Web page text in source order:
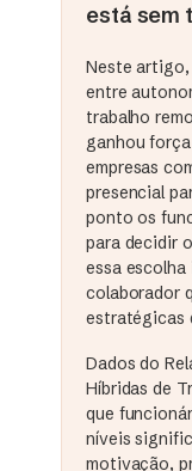
está sem
Neste artigo,
entre
trabalho
ganhou
empresas
presencial
ponto os
para decidir
essa
colaborador
estratégicas
Dados do
Híbridas de
que
níveis
motivação,